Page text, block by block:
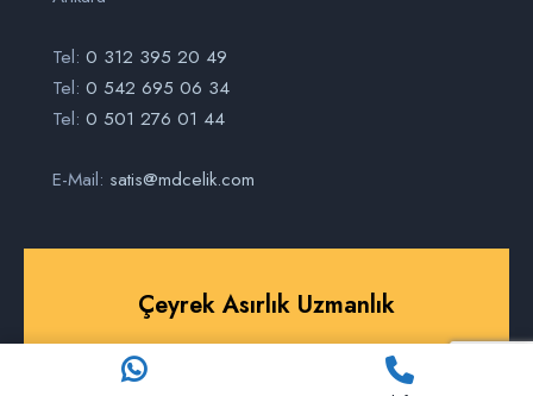
Tel: 0 312 395 20 49
Tel: 0 542 695 06 34
Tel: 0 501 276 01 44
E-Mail: satis@mdcelik.com
Çeyrek Asırlık Uzmanlık
© 2026 MD Çelik Izgara • Her Hakkı Saklıdır.